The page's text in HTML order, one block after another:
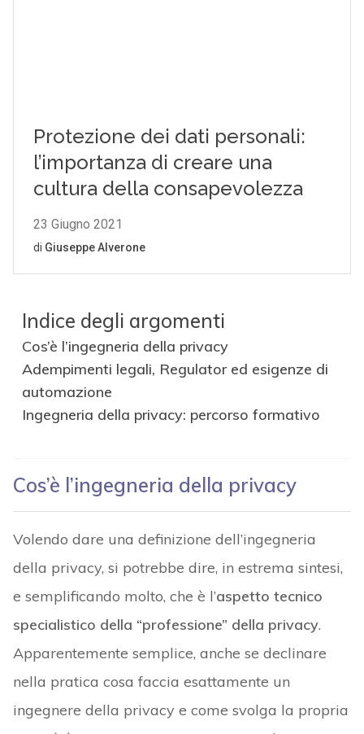
Indice degli argomenti
Cos’è l’ingegneria della privacy
Adempimenti legali, Regulator ed esigenze di
automazione
Ingegneria della privacy: percorso formativo
Cos’è l’ingegneria della privacy
Volendo dare una definizione dell’ingegneria
della privacy, si potrebbe dire, in estrema sintesi,
e semplificando molto, che è l’aspetto tecnico
specialistico della “professione” della privacy.
Apparentemente semplice, anche se declinare
nella pratica cosa faccia esattamente un
ingegnere della privacy e come svolga la propria